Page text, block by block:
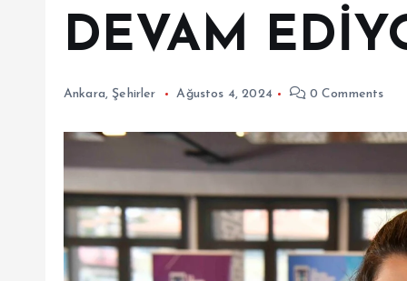
DEVAM
Ankara, Şehirler Ağustos 4, 2024 0 Comments